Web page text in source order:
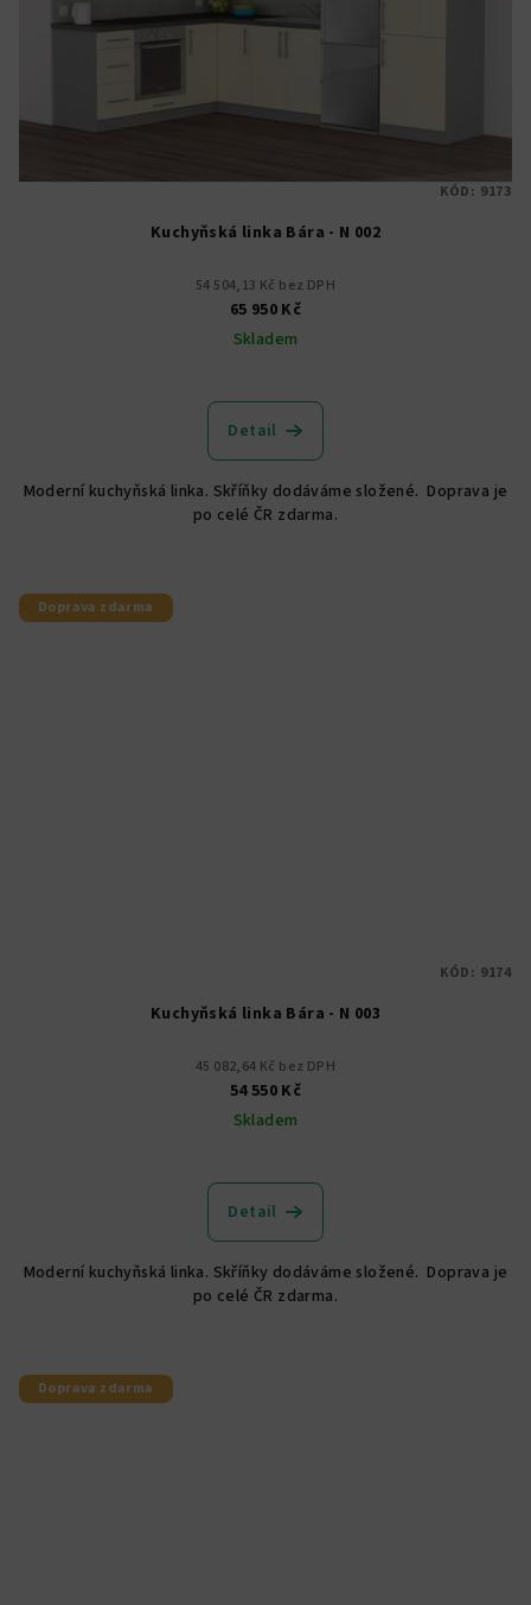
Kuchyňská linka Bára - N 002
54 504,13 Kč bez DPH
65 950 Kč
Skladem
Detail
Moderní kuchyňská linka. Skříňky dodáváme složené. Doprava je
po celé ČR zdarma.
KÓD: 9173
Doprava zdarma
Kuchyňská linka Bára - N 003
45 082,64 Kč bez DPH
54 550 Kč
Skladem
Detail
Moderní kuchyňská linka. Skříňky dodáváme složené. Doprava je
po celé ČR zdarma.
KÓD: 9174
Doprava zdarma